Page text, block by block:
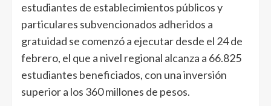
estudiantes de establecimientos públicos y
particulares subvencionados adheridos a
gratuidad se comenzó a ejecutar desde el 24 de
febrero, el que a nivel regional alcanza a 66.825
estudiantes beneficiados, con una inversión
superior a los 360 millones de pesos.